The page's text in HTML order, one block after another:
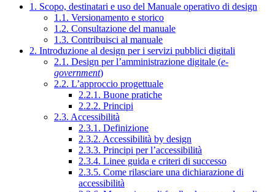
1. Scopo, destinatari e uso del Manuale operativo di design
1.1. Versionamento e storico
1.2. Consultazione del manuale
1.3. Contribuisci al manuale
2. Introduzione al design per i servizi pubblici digitali
2.1. Design per l’amministrazione digitale (e-
government)
2.2. L’approccio progettuale
2.2.1. Buone pratiche
2.2.2. Principi
2.3. Accessibilità
2.3.1. Definizione
2.3.2. Accessibilità by design
2.3.3. Principi per l’accessibilità
2.3.4. Linee guida e criteri di successo
2.3.5. Come rilasciare una dichiarazione di
accessibilità